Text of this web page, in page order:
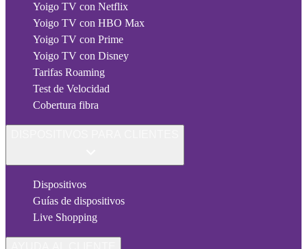
Yoigo TV con Netflix
Yoigo TV con HBO Max
Yoigo TV con Prime
Yoigo TV con Disney
Tarifas Roaming
Test de Velocidad
Cobertura fibra
Dispositivos
Guías de dispositivos
Live Shopping